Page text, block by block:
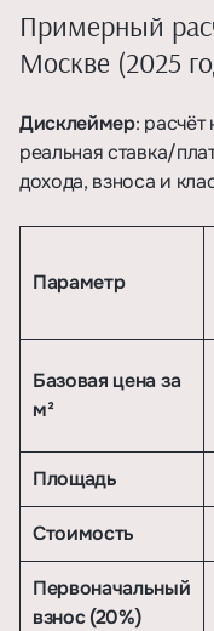
Примерный
Москве (2025
Дисклеймер: расчёт
реальная ставка/
дохода, взноса и
Параметр
Базовая цена за
м²
Площадь
Стоимость
Первоначальный
взнос (20%)